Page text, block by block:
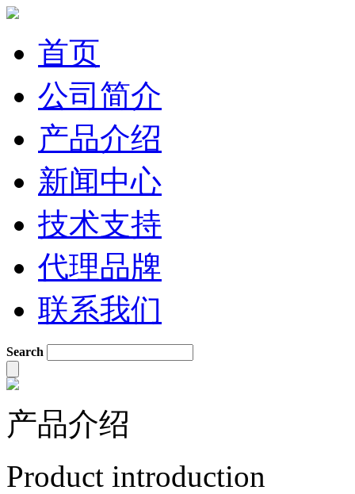
首页
公司简介
产品介绍
新闻中心
技术支持
代理品牌
联系我们
Search
产品介绍
Product introduction